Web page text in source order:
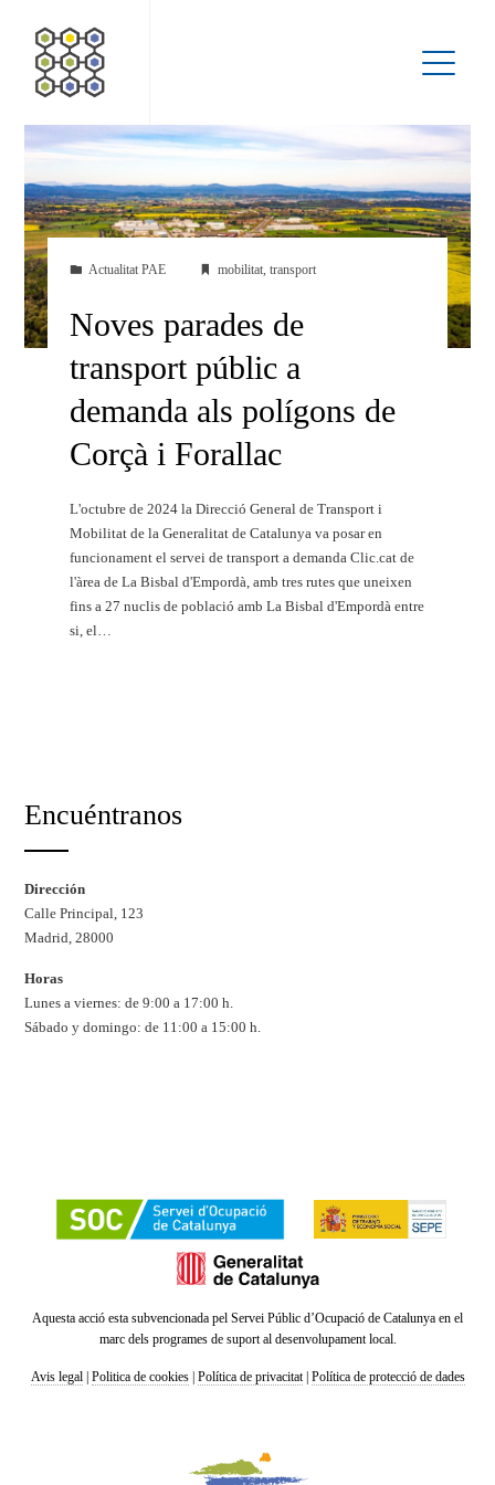
Actualitat PAE mobilitat, transport
Noves parades de
transport públic a
demanda als polígons de
Corçà i Forallac
L'octubre de 2024 la Direcció General de Transport i
Mobilitat de la Generalitat de Catalunya va posar en
funcionament el servei de transport a demanda Clic.cat de
l'àrea de La Bisbal d'Empordà, amb tres rutes que uneixen
fins a 27 nuclis de població amb La Bisbal d'Empordà entre
si, el…
Encuéntranos
Dirección
Calle Principal, 123
Madrid, 28000
Horas
Lunes a viernes: de 9:00 a 17:00 h.
Sábado y domingo: de 11:00 a 15:00 h.
Aquesta acció esta subvencionada pel Servei Públic d’Ocupació de Catalunya en el
marc dels programes de suport al desenvolupament local.
Avis legal| Politica de cookies| Política de privacitat| Política de protecció de dades